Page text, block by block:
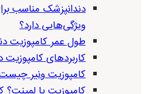
دندانپزشک مناسب
ویژگی‌هایی دارد؟
طول عمر کامپوزیت
کاربردهای کامپوزیت
کامپوزیت ونیر